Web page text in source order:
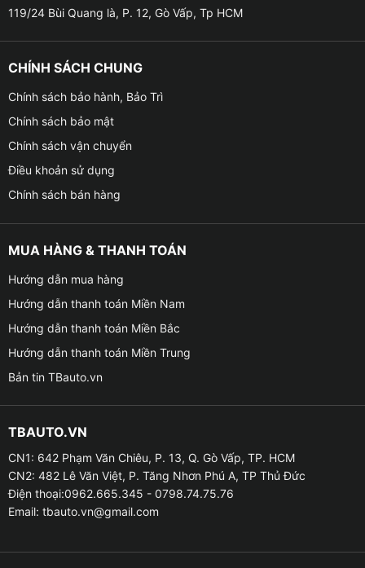
119/24 Bùi Quang là, P. 12, Gò Vấp, Tp HCM
CHÍNH SÁCH CHUNG
Chính sách bảo hành, Bảo Trì
Chính sách bảo mật
Chính sách vận chuyển
Điều khoản sử dụng
Chính sách bán hàng
MUA HÀNG & THANH TOÁN
Hướng dẫn mua hàng
Hướng dẫn thanh toán Miền Nam
Hướng dẫn thanh toán Miền Bắc
Hướng dẫn thanh toán Miền Trung
Bản tin TBauto.vn
TBAUTO.VN
CN1: 642 Phạm Văn Chiêu, P. 13, Q. Gò Vấp, TP. HCM
CN2: 482 Lê Văn Việt, P. Tăng Nhơn Phú A, TP Thủ Đức
Điện thoại:0962.665.345 - 0798.74.75.76
Email: tbauto.vn@gmail.com